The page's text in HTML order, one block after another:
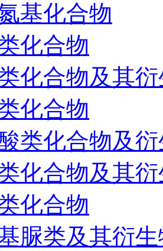
基化合物
化合物
化合物及其
化合物
类化合物及
化合物及其
化合物
脲类及其衍